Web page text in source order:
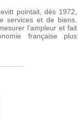
pointait, dès 1972,
services et de biens.
l’ampleur et fait
française plus